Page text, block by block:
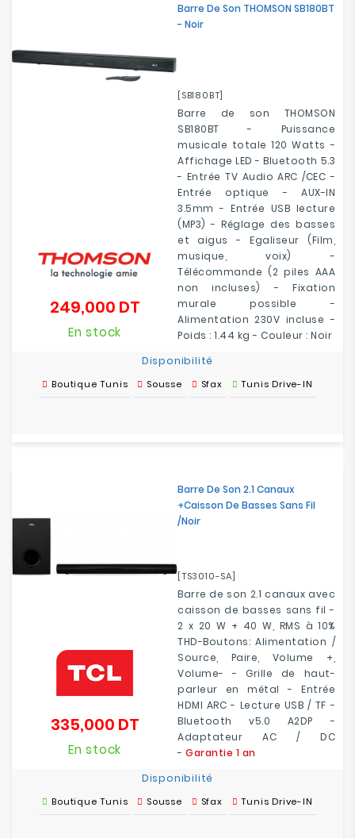
Barre De Son THOMSON SB180BT
- Noir
[SB180BT]
Barre de son THOMSON
SB180BT - Puissance
musicale totale 120 Watts -
Affichage LED - Bluetooth 5.3
- Entrée TV Audio ARC /CEC -
Entrée optique - AUX-IN
3.5mm - Entrée USB lecture
(MP3) - Réglage des basses
et aigus - Egaliseur (Film,
musique, voix) -
Télécommande (2 piles AAA
non incluses) - Fixation
murale possible -
Alimentation 230V incluse -
Poids : 1.44 kg - Couleur : Noir
249,000 DTPrix
En stock
Disponibilité
Boutique Tunis Sousse Sfax Tunis Drive-IN
Barre De Son 2.1 Canaux
+caisson De Basses Sans Fil
/Noir
[TS3010-SA]
Barre de son 2.1 canaux avec
caisson de basses sans fil -
2 x 20 W + 40 W, RMS à 10%
THD-Boutons: Alimentation /
Source, Paire, Volume +,
Volume- - Grille de haut-
parleur en métal - Entrée
HDMI ARC - Lecture USB / TF -
Bluetooth v5.0 A2DP -
Adaptateur AC / DC
- Garantie 1 an
335,000 DTPrix
En stock
Disponibilité
Boutique Tunis Sousse Sfax Tunis Drive-IN